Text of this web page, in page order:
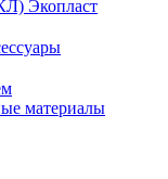
Экопласт
материалы